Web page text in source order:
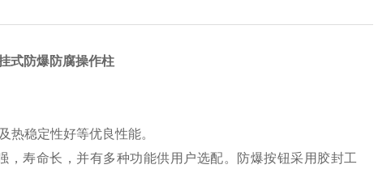
式防爆防腐操作柱
热稳定性好等优良性能。
寿命长，并有多种功能供用户选配。防爆按钮采用胶封工